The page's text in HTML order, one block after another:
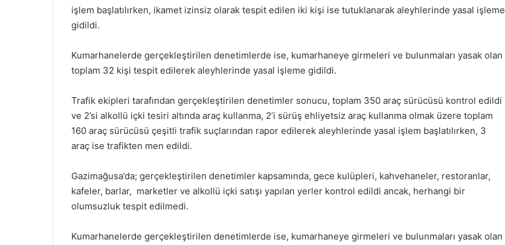
işlem başlatılırken, ikamet izinsiz olarak tespit edilen iki kişi ise tutuklanarak aleyhlerinde yasal işleme
gidildi.
Kumarhanelerde gerçekleştirilen denetimlerde ise, kumarhaneye girmeleri ve bulunmaları yasak olan
toplam 32 kişi tespit edilerek aleyhlerinde yasal işleme gidildi.
Trafik ekipleri tarafından gerçekleştirilen denetimler sonucu, toplam 350 araç sürücüsü kontrol edildi
ve 2’si alkollü içki tesiri altında araç kullanma, 2’i sürüş ehliyetsiz araç kullanma olmak üzere toplam
160 araç sürücüsü çeşitli trafik suçlarından rapor edilerek aleyhlerinde yasal işlem başlatılırken, 3
araç ise trafikten men edildi.
Gazimağusa’da; gerçekleştirilen denetimler kapsamında, gece kulüpleri, kahvehaneler, restoranlar,
kafeler, barlar, marketler ve alkollü içki satışı yapılan yerler kontrol edildi ancak, herhangi bir
olumsuzluk tespit edilmedi.
Kumarhanelerde gerçekleştirilen denetimlerde ise, kumarhaneye girmeleri ve bulunmaları yasak olan